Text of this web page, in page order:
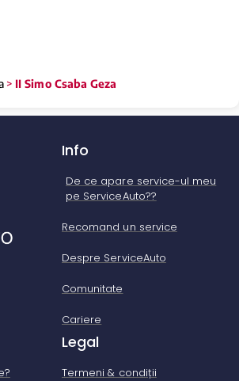
> II Simo Csaba Geza
Info
De ce apare service-ul meu
pe ServiceAuto??
Recomand un service
Despre ServiceAuto
Comunitate
Cariere
Legal
Termeni & condiții